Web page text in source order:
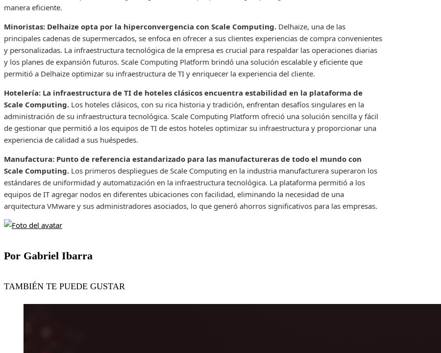
manera eficiente.
Minoristas: Delhaize opta por la hiperconvergencia con Scale Computing. Delhaize, una de las
principales cadenas de supermercados, se enfoca en ofrecer a sus clientes experiencias de compra convenientes
y personalizadas. La infraestructura tecnológica de la empresa es crucial para respaldar las operaciones diarias
y los planes de expansión futuros. Scale Computing Platform brindó una solución escalable y eficiente que
permitió a Delhaize optimizar su infraestructura de TI y enriquecer la experiencia del cliente.
Hotelería: La infraestructura de TI de hoteles clásicos encuentra estabilidad en la plataforma de
Scale Computing. Los hoteles clásicos, con su rica historia y tradición, enfrentan desafíos singulares en la
administración de su infraestructura tecnológica. Scale Computing Platform ofreció una solución sencilla y fácil
de gestionar que permitió a los equipos de TI de estos hoteles optimizar su infraestructura y proporcionar una
experiencia de calidad a sus huéspedes.
Manufactura: Punto de referencia estandarizado para las manufactureras de todo el mundo con
Scale Computing. Los primeros despliegues de Scale Computing en la industria manufacturera superaron los
estándares de uniformidad y automatización en la infraestructura tecnológica. La plataforma permitió a los
equipos de IT agregar nodos en diferentes ubicaciones con facilidad, eliminando la necesidad de una
arquitectura VMware y sus administradores asociados, lo que generó ahorros significativos para las empresas.
Por Gabriel Ibarra
TAMBIÉN TE PUEDE GUSTAR